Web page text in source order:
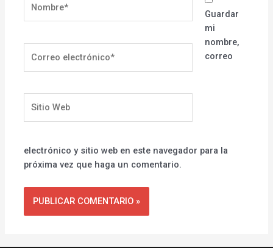
electrónico*
Web
Guardar
mi
nombre,
correo
electrónico y sitio web en este navegador para la
próxima vez que haga un comentario.